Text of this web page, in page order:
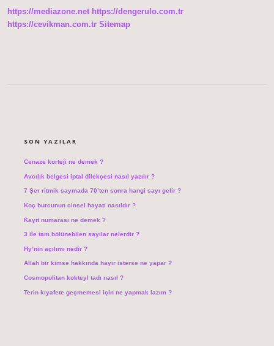
https://mediazone.net https://dengerulo.com.tr
https://cevikman.com.tr Sitemap
SON YAZILAR
Cenaze korteji ne demek ?
Avcılık belgesi iptal dilekçesi nasıl yazılır ?
7 Şer ritmik saymada 70’ten sonra hangi sayı gelir ?
Koç burcunun cinsel hayatı nasıldır ?
Kayıt numarası ne demek ?
3 ile tam bölünebilen sayılar nelerdir ?
Hy’nin açılımı nedir ?
Allah bir kimse hakkında hayır isterse ne yapar ?
Cosmopolitan kokteyl tadı nasıl ?
Terin kıyafete geçmemesi için ne yapmak lazım ?